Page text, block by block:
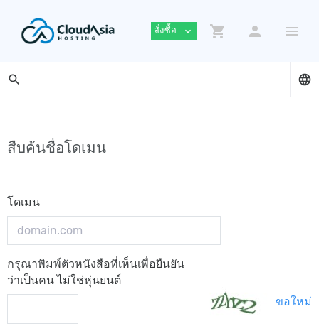
สั่งซื้อ expand_more shopping_cart person menu
search language
สืบค้นชื่อโดเมน
โดเมน
กรุณาพิมพ์ตัวหนังสือที่เห็นเพื่อยืนยัน
ว่าเป็นคน ไม่ใช่หุ่นยนต์
ขอใหม่